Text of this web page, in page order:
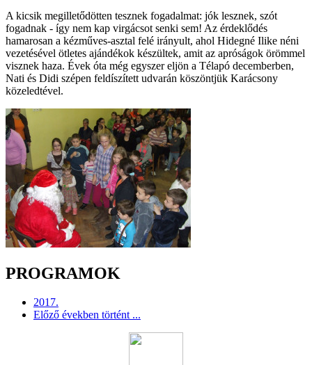
A kicsik megilletődötten tesznek fogadalmat: jók lesznek, szót
fogadnak - így nem kap virgácsot senki sem! Az érdeklődés
hamarosan a kézműves-asztal felé irányult, ahol Hidegné Ilike néni
vezetésével ötletes ajándékok készültek, amit az apróságok örömmel
visznek haza. Évek óta még egyszer eljön a Télapó decemberben,
Nati és Didi szépen feldíszített udvarán köszöntjük Karácsony
közeledtével.
PROGRAMOK
2017.
Előző években történt ...